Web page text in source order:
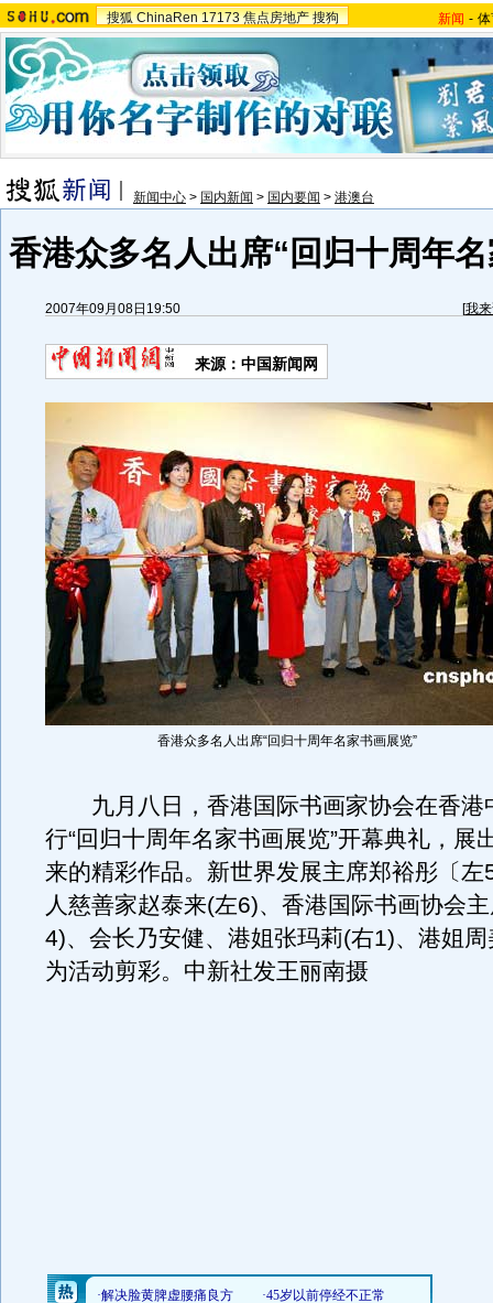
搜狐 ChinaRen 17173 焦点房地产 搜狗 新闻 -
新闻中心 > 国内新闻 > 国内要闻 > 港澳台
香港众多名人出席“回归十周年
2007年09月08日19:50 [我
来源：中国新闻网
香港众多名人出席“回归十周年名家书画展览”
九月八日，香港国际书画家协会在香港
行“回归十周年名家书画展览”开幕典礼，展
来的精彩作品。新世界发展主席郑裕彤〔左
人慈善家赵泰来(左6)、香港国际书画协会
4)、会长乃安健、港姐张玛莉(右1)、港姐
为活动剪彩。中新社发王丽南摄